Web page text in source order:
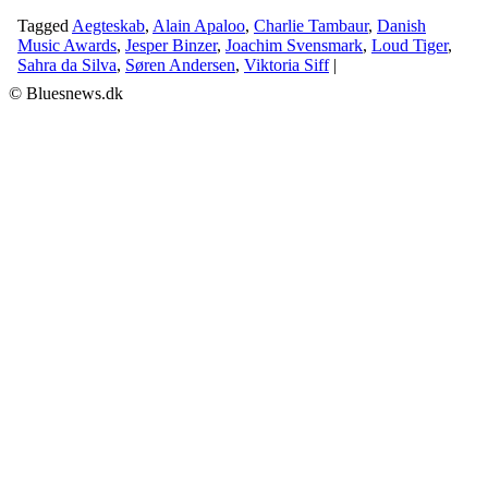
Tagged Aegteskab, Alain Apaloo, Charlie Tambaur, Danish
Music Awards, Jesper Binzer, Joachim Svensmark, Loud Tiger,
Sahra da Silva, Søren Andersen, Viktoria Siff |
© Bluesnews.dk